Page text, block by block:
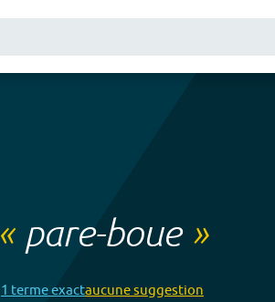
« pare-boue»
1 termeexactaucunesuggestion